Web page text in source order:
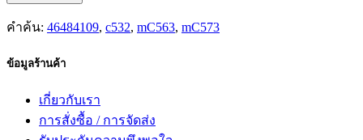
คำค้น: 46484109, c532, mC563, mC573
ข้อมูลร้านค้า
เกี่ยวกับเรา
การสั่งซื้อ / การจัดส่ง